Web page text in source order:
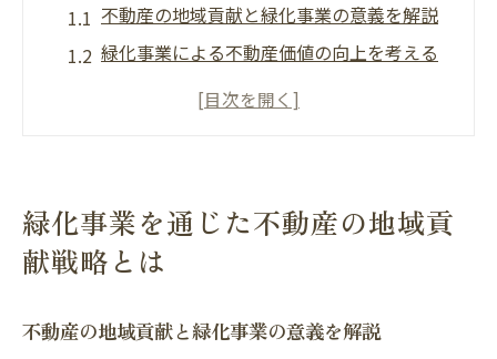
不動産の地域貢献と緑化事業の意義を解説
緑化事業による不動産価値の向上を考える
地域貢献を高める緑化施策の選び方とは
東京都練馬区で求められる不動産緑化実践法
練馬区緑化条例に基づく不動産地域貢献方
不動産地域貢献と緑化助成の活用事例紹介
緑化事業を通じた不動産の地域貢
献戦略とは
不動産の地域貢献と緑化事業の意義を解説